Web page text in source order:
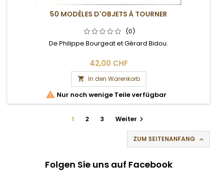
50 MODÈLES D'OBJETS À TOURNER
(0)
De Philippe Bourgeat et Gérard Bidou.
42,00 CHF
 In den Warenkorb
 Nur noch wenige Teile verfügbar
1 2 3 Weiter 
ZUM SEITENANFANG 
Folgen Sie uns auf Facebook